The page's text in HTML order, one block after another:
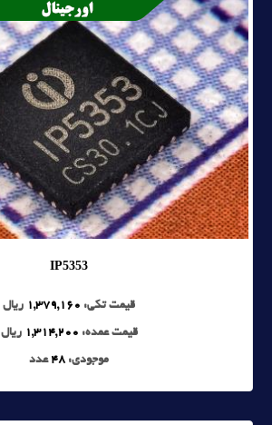
IP5353
قیمت تکی: 1,379,160 ریال
قیمت عمده: 1,314,200 ریال
موجودی: 48 عدد